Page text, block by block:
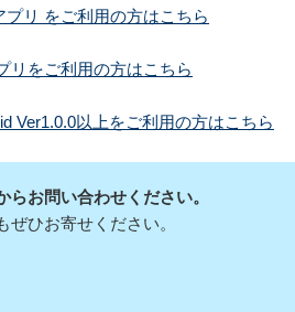
リ をご利用の方はこちら
リをご利用の方はこちら
Ver1.0.0以上をご利用の方はこちら
お問い合わせください。
ひお寄せください。